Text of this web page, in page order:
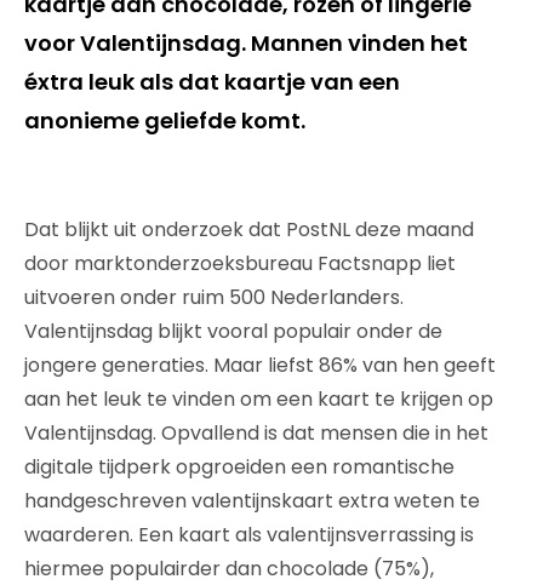
voor Valentijnsdag. Mannen vinden het
éxtra leuk als dat kaartje van een
anonieme geliefde komt.
Dat blijkt uit onderzoek dat PostNL deze maand
door marktonderzoeksbureau Factsnapp liet
uitvoeren onder ruim 500 Nederlanders.
Valentijnsdag blijkt vooral populair onder de
jongere generaties. Maar liefst 86% van hen geeft
aan het leuk te vinden om een kaart te krijgen op
Valentijnsdag. Opvallend is dat mensen die in het
digitale tijdperk opgroeiden een romantische
handgeschreven valentijnskaart extra weten te
waarderen. Een kaart als valentijnsverrassing is
hiermee populairder dan chocolade (75%),